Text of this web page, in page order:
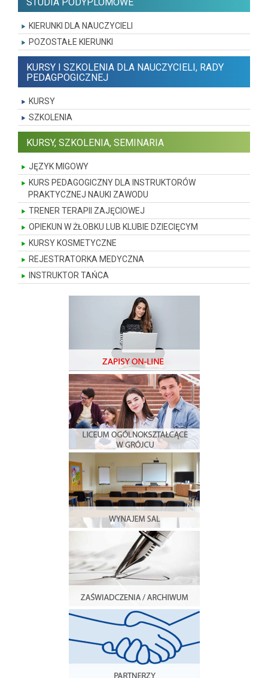
KIERUNKI DLA NAUCZYCIELI
POZOSTAŁE KIERUNKI
KURSY I SZKOLENIA DLA NAUCZYCIELI, RADY
PEDAGPOGICZNEJ
KURSY
SZKOLENIA
KURSY, SZKOLENIA, SEMINARIA
JĘZYK MIGOWY
KURS PEDAGOGICZNY DLA INSTRUKTORÓW
PRAKTYCZNEJ NAUKI ZAWODU
TRENER TERAPII ZAJĘCIOWEJ
OPIEKUN W ŻŁOBKU LUB KLUBIE DZIECIĘCYM
KURSY KOSMETYCZNE
REJESTRATORKA MEDYCZNA
INSTRUKTOR TAŃCA